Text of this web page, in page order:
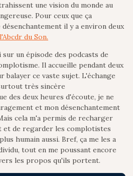
une vision du monde au
Pour ceux que ça
il y a environ deux
du Son.
un épisode des podcasts de
Il accueille pendant deux
ce vaste sujet. L'échange
très sincère
des deux heures d'écoute, je ne
et mon désenchantement
cela m'a permis de recharger
et de regarder les complotistes
humain aussi. Bref, ça me les a
tout en me poussant encore
les propos qu'ils portent.